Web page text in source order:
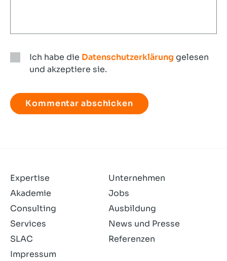
Ich habe die Datenschutzerklärung gelesen
und akzeptiere sie.
habe
die
Expertise
Akademie
Consulting
Services
SLAC
Unternehmen
Jobs
Ausbildung
News und Presse
Referenzen
Impressum